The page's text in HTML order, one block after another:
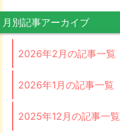
月別記事アーカイブ
2026年2月の記事一覧
2026年1月の記事一覧
2025年12月の記事一覧